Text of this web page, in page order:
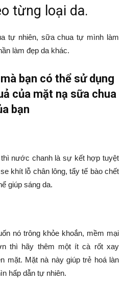
từng loại da.
tự nhiên, sữa chua tự mình làm
làm đẹp da khác.
bạn có thể sử dụng
của mặt nạ sữa chua
bạn
nước chanh là sự kết hợp tuyệt
khít lỗ chân lông, tẩy tế bào chết
giúp sáng da.
nó trông khỏe khoắn, mềm mại
thì hãy thêm một ít cà rốt xay
mặt. Mặt nà này giúp trẻ hoá làn
hấp dẫn tự nhiên.